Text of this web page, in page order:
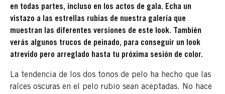
en todas partes, incluso en los actos de gala. Echa un
vistazo a las estrellas rubias de nuestra galería que
muestran las diferentes versiones de este look. También
verás algunos trucos de peinado, para conseguir un look
atrevido pero arreglado hasta tu próxima sesión de color.
La tendencia de los dos tonos de pelo ha hecho que las
raíces oscuras en el pelo rubio sean aceptadas. No hace